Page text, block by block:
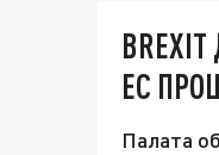
ЕС
Палата